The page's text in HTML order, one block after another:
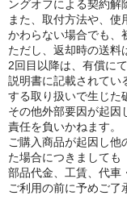
ングオフによる契約解
また、取付方法や、
かわらない場合でも、
ただし、返却時の送料
2回目以降は、有償に
説明書に記載されてい
する取り扱いで生じた
その他外部要因が起因
責任を負いかねます。
ご購入商品が起因し他
た場合につきましても
部品代金、工賃、代車
ご利用の前に予めご了